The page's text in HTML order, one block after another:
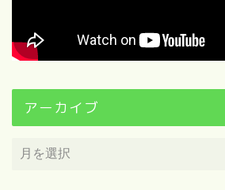
アーカイブ